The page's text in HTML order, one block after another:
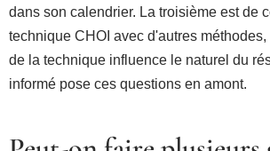
dans son calendrier. La troisième est de
technique CHOI avec d'autres
de la technique influence le naturel du
informé pose ces questions en amont.